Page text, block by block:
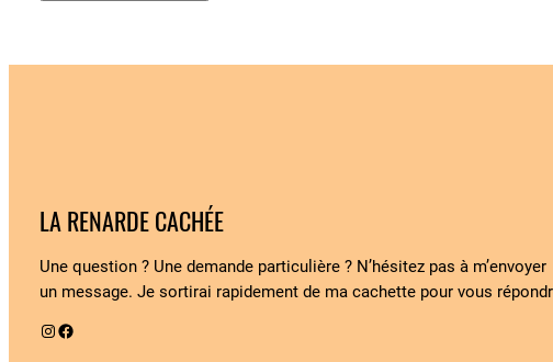
LA RENARDE CACHÉE
Une question ? Une demande particulière ? N’hésitez pas à m’envoyer
un message. Je sortirai rapidement de ma cachette pour vous
Instagram Facebook